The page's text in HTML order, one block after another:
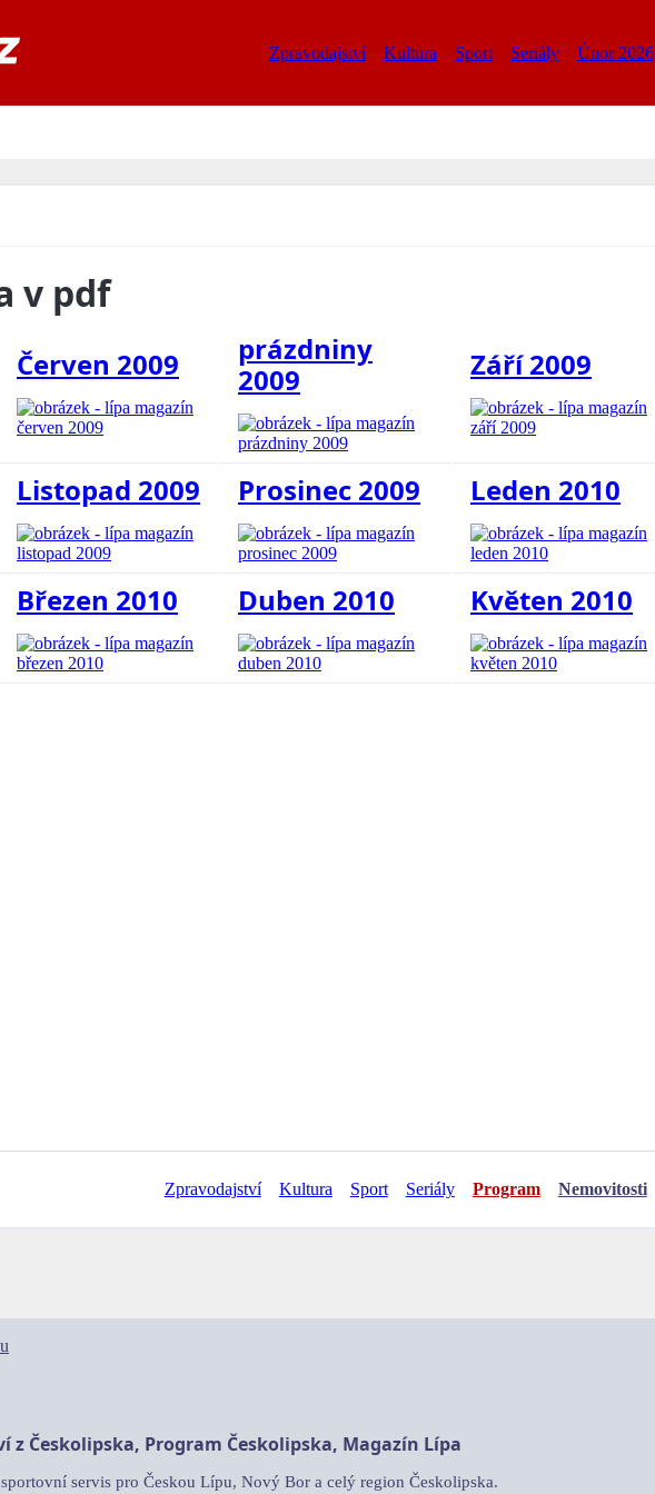
Zpravodajství Kultura Sport Seriály Únor 2026
v pdf
Červen 2009
prázdniny
2009
Září 2009
Listopad 2009 Prosinec 2009 Leden 2010
Březen 2010 Duben 2010 Květen 2010
Zpravodajství Kultura Sport Seriály Program Nemovitosti
z Českolipska, Program Českolipska, Magazín Lípa
servis pro Českou Lípu, Nový Bor a celý region Českolipska.